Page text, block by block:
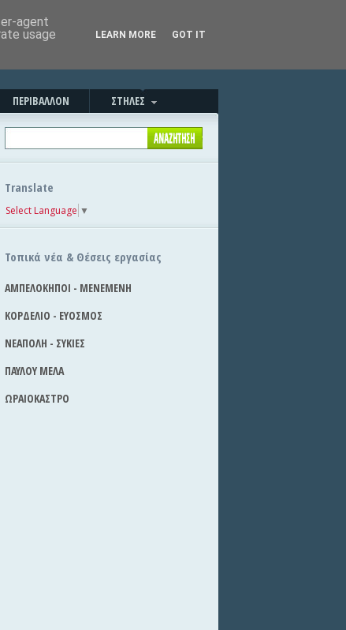
ΠΕΡΙΒΑΛΛΟΝ ΣΤΗΛΕΣ
Translate
Select Language ▼
Τοπικά νέα & Θέσεις εργασίας
ΑΜΠΕΛΟΚΗΠΟΙ - ΜΕΝΕΜΕΝΗ
ΚΟΡΔΕΛΙΟ - ΕΥΟΣΜΟΣ
ΝΕΑΠΟΛΗ - ΣΥΚΙΕΣ
ΠΑΥΛΟΥ ΜΕΛΑ
ΩΡΑΙΟΚΑΣΤΡΟ
agent
usage
LEARN MORE GOT IT